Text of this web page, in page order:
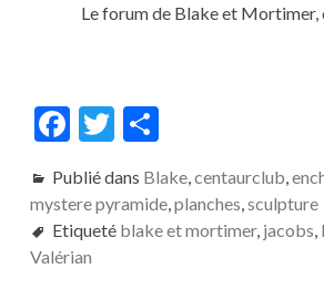
Le forum de Blake et Mortimer,
F
e
b
o
T
itt
er
P
ta
g
Publié dans Blake,centaurclub,
mystere pyramide,planches,sculpture
Etiqueté blake et mortimer, jacobs,
Valérian